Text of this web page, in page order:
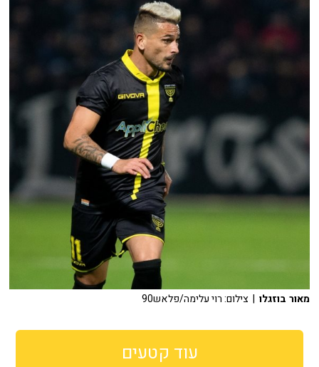
מאור בוזגלו | צילום: רוי עלימה/פלאש90
עוד קטעים